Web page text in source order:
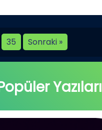
35 Sonraki »
Yazıları